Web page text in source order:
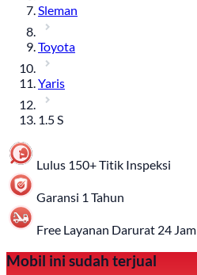
Sleman
Toyota
Yaris
1.5 S
Lulus 150+ Titik Inspeksi
Garansi 1 Tahun
Free Layanan Darurat 24 Jam
Mobil ini sudah terjual